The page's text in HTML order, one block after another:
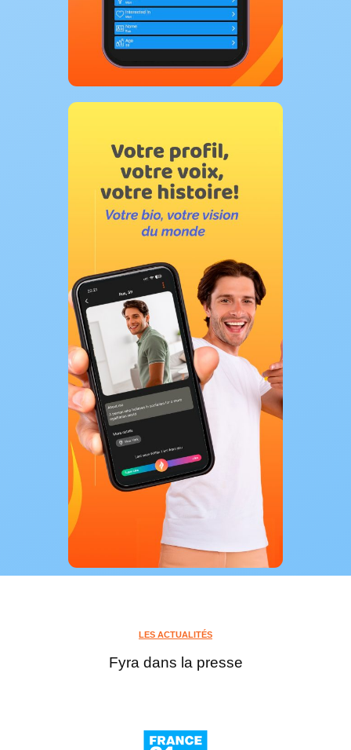
LES ACTUALITÉS
Fyra dans la presse